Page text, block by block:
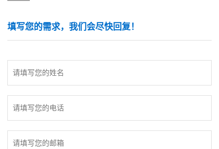
填写您的需求，我们会尽快回复！